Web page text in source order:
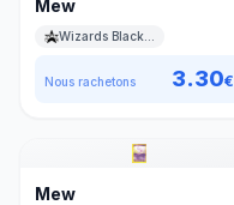
Mew
Nous rachetons 3.30€
Mew